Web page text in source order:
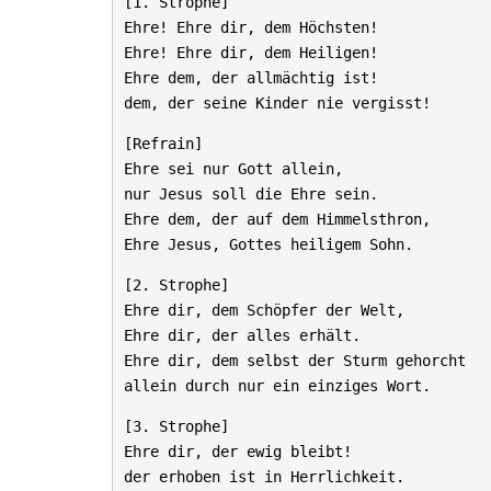
Ehre! Ehre dir, dem Höchsten!
Ehre! Ehre dir, dem Heiligen!
Ehre dem, der allmächtig ist!
dem, der seine Kinder nie vergisst!
[Refrain]
Ehre sei nur Gott allein,
nur Jesus soll die Ehre sein.
Ehre dem, der auf dem Himmelsthron,
Ehre Jesus, Gottes heiligem Sohn.
[2. Strophe]
Ehre dir, dem Schöpfer der Welt,
Ehre dir, der alles erhält.
Ehre dir, dem selbst der Sturm gehorcht
allein durch nur ein einziges Wort.
[3. Strophe]
Ehre dir, der ewig bleibt!
der erhoben ist in Herrlichkeit.